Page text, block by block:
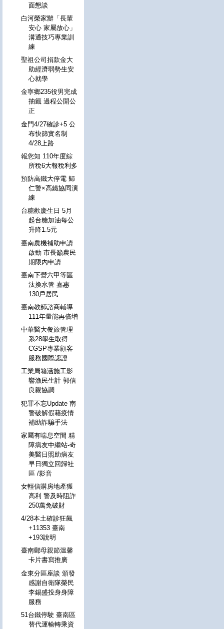
面懇談
白河榮家辦「長輩
安心 家屬放心」
溝通技巧專業訓
練
聖祖公司捐款金大
助經濟弱勢生安
心就學
金寧鄉235役男完成
抽籤 過程公開公
正
金門4/27確診+5 公
布快篩實名制
4/28上路
報您知 110年度綜
所稅6大報稅利多
預防高鐵大停電 歸
仁警×高鐵協同演
練
台糖歡慶生日 5月
起台糖加油每公
升降1.5元
臺南農機補助申請
啟動 市長籲農民
期限內申請
臺南下營六甲等區
汰換水管 嘉惠
130戶居民
臺南教師諮商輔導
111年量能再倍增
中華醫大餐旅管理
系28學生取得
CGSP專業顧客
服務國際認證
工業局箱涵施工影
響漁民生計 郭信
良親協調
犯罪不忘Update 南
警破解假藉疫情
補助詐騙手法
家屬有喘息空間 精
障病友中繼站-奇
美醫日照助病友
早日獨立回歸社
區 /影音
女輕信購房地產獲
高利 警及時阻詐
250萬免破財
4/28本土確診狂飆
+11353 臺南
+193說明
臺南郵母親節溫馨
卡片書寫推廣
金東分區座談 頒發
感謝自衛隊榮民
李錫盛投身身障
服務
51台鐵停駛 臺南區
替代運輸轉乘資